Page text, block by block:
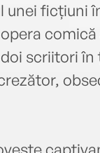
unei ficțiuni
comică
scriitori în